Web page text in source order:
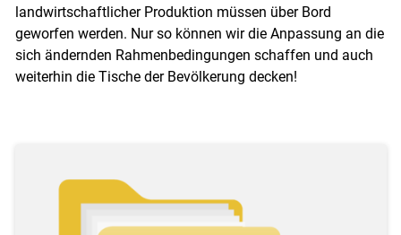
landwirtschaftlicher Produktion müssen über Bord
geworfen werden. Nur so können wir die Anpassung an die
sich ändernden Rahmenbedingungen schaffen und auch
weiterhin die Tische der Bevölkerung decken!